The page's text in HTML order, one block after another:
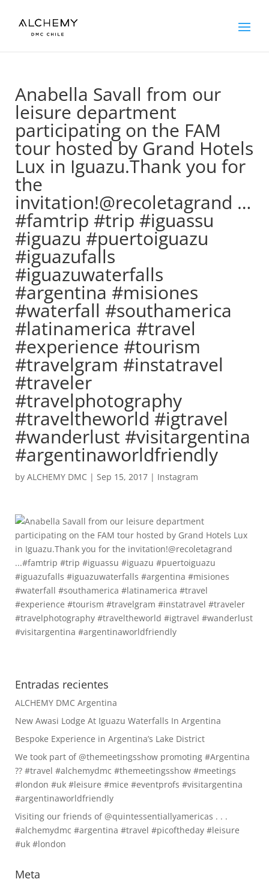
Anabella Savall from our
leisure department
participating on the FAM
tour hosted by Grand Hotels
Lux in Iguazu.Thank you for
the
invitation!@recoletagrand …
#famtrip #trip #iguassu
#iguazu #puertoiguazu
#iguazufalls
#iguazuwaterfalls
#argentina #misiones
#waterfall #southamerica
#latinamerica #travel
#experience #tourism
#travelgram #instatravel
#traveler
#travelphotography
#traveltheworld #igtravel
#wanderlust #visitargentina
#argentinaworldfriendly
by ALCHEMY DMC | Sep 15, 2017| Instagram
Entradas recientes
ALCHEMY DMC Argentina
New Awasi Lodge At Iguazu Waterfalls In Argentina
Bespoke Experience in Argentina’s Lake District
We took part of @themeetingsshow promoting #Argentina
?? #travel #alchemydmc #themeetingsshow #meetings
#london #uk #leisure #mice #eventprofs #visitargentina
#argentinaworldfriendly
Visiting our friends of @quintessentiallyamericas . . .
#alchemydmc #argentina #travel #picoftheday #leisure
#uk #london
Meta